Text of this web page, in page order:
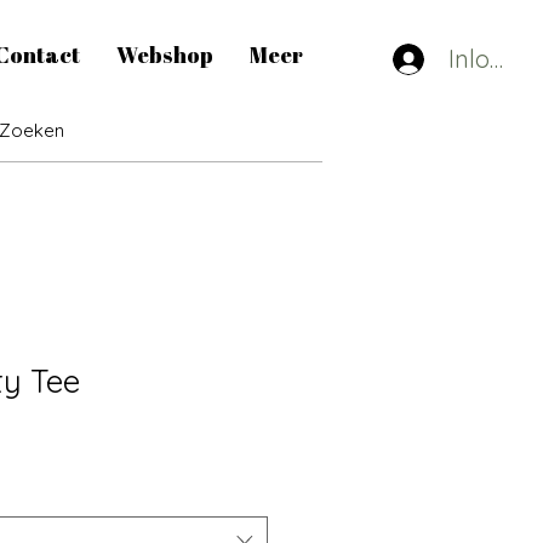
Webshop Meer
Tee